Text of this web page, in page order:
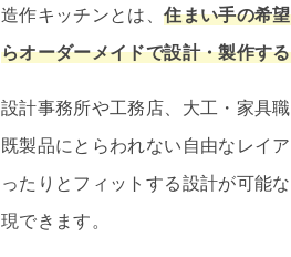
造作キッチンとは、住まい手の希
らオーダーメイドで設計・製作す
設計事務所や工務店、大工・家具
既製品にとらわれない自由なレイ
ったりとフィットする設計が可能
現できます。